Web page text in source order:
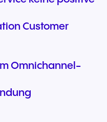
Customer
Omnichannel-